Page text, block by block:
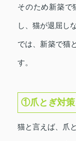
そのため新築で
し、猫が退屈し
では、新築で猫
す。
①爪とぎ対策
猫と言えば、爪